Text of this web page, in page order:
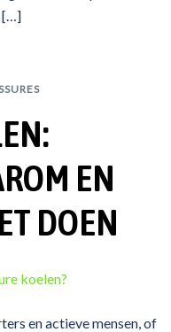
[…]
EN
DOEN
en actieve mensen, of